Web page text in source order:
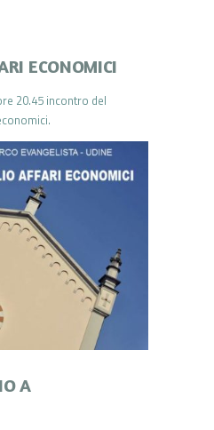
ECONOMICI
20.45 incontro del
A